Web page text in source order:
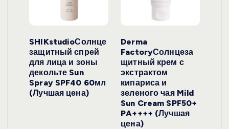
SHIKstudioСолнце
защитный спрей
для лица и зоны
декольте Sun
Spray SPF40 60мл
(Лучшая цена)
Derma
FactoryСолнцеза
щитный крем с
экстрактом
кипариса и
зеленого чая Mild
Sun Cream SPF50+
PA++++ (Лучшая
цена)